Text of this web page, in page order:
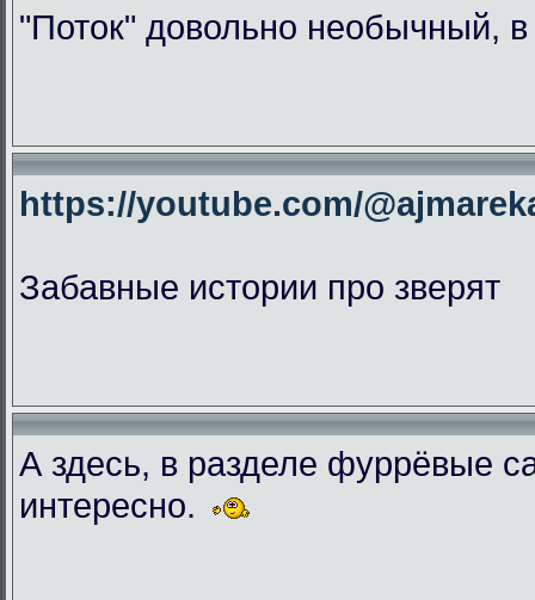
"Поток" довольно необычный,
https://youtube.com/
Забавные истории про зверят
А здесь, в разделе фуррёвые
интересно.